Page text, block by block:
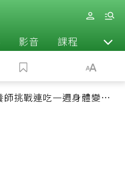
影音 課程 退休
挑戰連吃一週身體變化